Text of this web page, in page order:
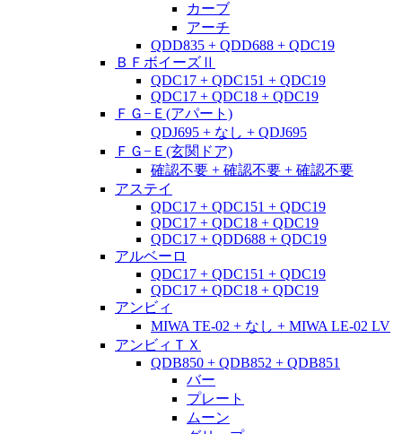
カーブ
アーチ
QDD835 + QDD688 + QDC19
ＢＦボイーズⅡ
QDC17 + QDC151 + QDC19
QDC17 + QDC18 + QDC19
ＦＧ−Ｅ(アパート)
QDJ695 + なし + QDJ695
ＦＧ−Ｅ(玄関ドア)
確認不要 + 確認不要 + 確認不要
アステイ
QDC17 + QDC151 + QDC19
QDC17 + QDC18 + QDC19
QDC17 + QDD688 + QDC19
アルベーロ
QDC17 + QDC151 + QDC19
QDC17 + QDC18 + QDC19
アンビィ
MIWA TE-02 + なし + MIWA LE-02 LV
アンビィＴＸ
QDB850 + QDB852 + QDB851
バー
プレート
ムーン